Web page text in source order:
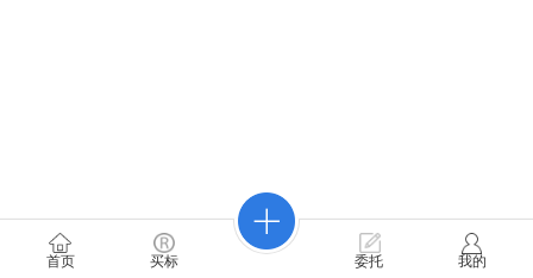
首页 买标 委托 我的